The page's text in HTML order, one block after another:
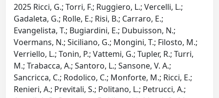
2025 Ricci, G.; Torri, F.; Ruggiero, L.; Vercelli, L.;
Gadaleta, G.; Rolle, E.; Risi, B.; Carraro, E.;
Evangelista, T.; Bugiardini, E.; Dubuisson, N.;
Voermans, N.; Siciliano, G.; Mongini, T.; Filosto, M.;
Verriello, L.; Tonin, P.; Vattemi, G.; Tupler, R.; Turri,
M.; Trabacca, A.; Santoro, L.; Sansone, V. A.;
Sancricca, C.; Rodolico, C.; Monforte, M.; Ricci, E.;
Renieri, A.; Previtali, S.; Politano, L.; Petrucci, A.;